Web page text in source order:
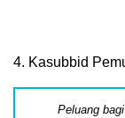
4. Kasubbid
Peluang